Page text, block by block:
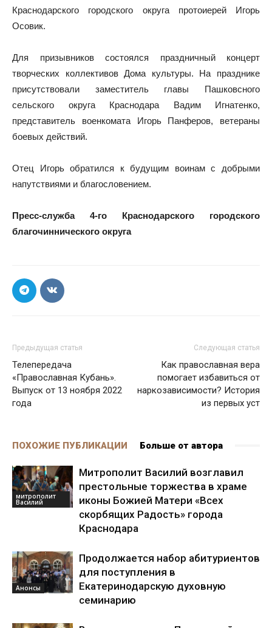
Краснодарского городского округа протоиерей Игорь
Осовик.
Для призывников состоялся праздничный концерт
творческих коллективов Дома культуры. На празднике
присутствовали заместитель главы Пашковсного
сельского округа Краснодара Вадим Игнатенко,
представитель военкомата Игорь Панферов, ветераны
боевых действий.
Отец Игорь обратился к будущим воинам с добрыми
напутствиями и благословением.
Пресс-служба 4-го Краснодарского городского
благочиннического округа
Предыдущая статья
Телепередача
«Православная Кубань».
Выпуск от 13 ноября 2022
года
Следующая статья
Как православная вера
помогает избавиться от
наркозависимости? История
из первых уст
ПОХОЖИЕ ПУБЛИКАЦИИ Больше от автора
митрополит
Василий
Митрополит Василий возглавил
престольные торжества в храме
иконы Божией Матери «Всех
скорбящих Радость» города
Краснодара
Анонсы
Продолжается набор абитуриентов
для поступления в
Екатеринодарскую духовную
семинарию